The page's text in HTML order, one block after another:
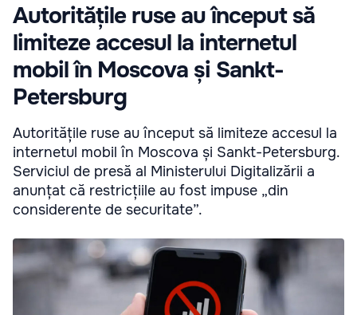
Autoritățile ruse au început să
limiteze accesul la internetul
mobil în Moscova și Sankt-
Petersburg
Autoritățile ruse au început să limiteze accesul la
internetul mobil în Moscova și Sankt-Petersburg.
Serviciul de presă al Ministerului Digitalizării a
anunțat că restricțiile au fost impuse „din
considerente de securitate”.